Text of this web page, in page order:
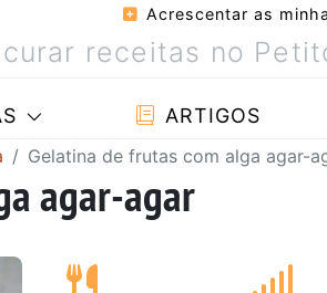
Acrescentar as
ARTIGOS
Gelatina de frutas com alga agar-
agar-agar